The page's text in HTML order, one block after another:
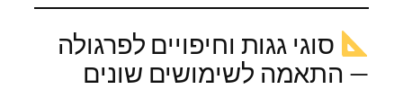
סוגי גגות וחיפויים לפרגולה
— התאמה לשימושים שונים